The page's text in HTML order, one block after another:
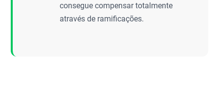
consegue compensar totalmente
através de ramificações.